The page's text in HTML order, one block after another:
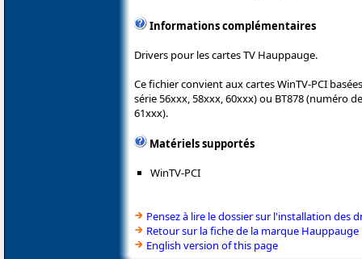
Informations complémentaires
Drivers pour les cartes TV Hauppauge.
Ce fichier convient aux cartes WinTV-PCI
série 56xxx, 58xxx, 60xxx) ou BT878 (numéro
61xxx).
Matériels supportés
WinTV-PCI
Pensez à lire le dossier sur l'installation des
Retour sur la fiche de la marque Hauppauge
English version of this page